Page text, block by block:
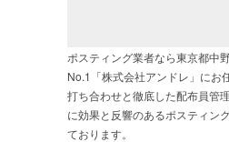
ポスティング業者なら東京都中
No.1「株式会社アンドレ」にお
打ち合わせと徹底した配布員管
に効果と反響のあるポスティン
ております。